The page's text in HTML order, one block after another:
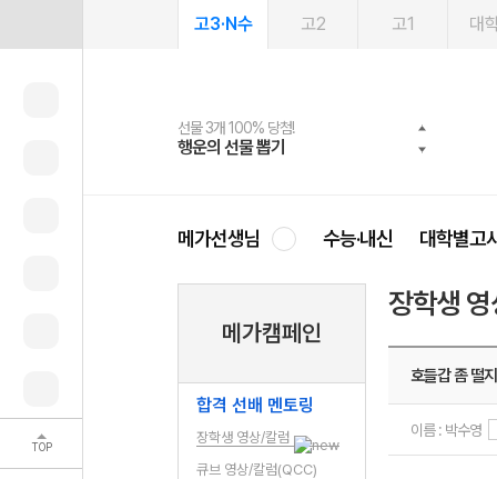
TOP
고3·N수 고2 고1 대
선물 3개 100% 당첨!
행운의 선물 뽑기
선물 100% 증정!
메가스터디 X 올리브
여름방학 스터디 캐시백
메가런 썸머스쿨
2027 러셀 단과
강사 공개선발
스마트러닝앱
설문 EVENT
메가패스
3일 무료 체험권
메가패스 수강생 무료혜택!
메가클럽 멤버십
사회공헌 캠페인
희망이룸 메가나눔
메가선생님 수능·내신 대학별고
메가캠페인
합격 선배 멘토링
장학생 영상/칼럼
큐브 영상/칼럼(QCC)
장학생
호들갑 좀 떨
이름 : 박수영